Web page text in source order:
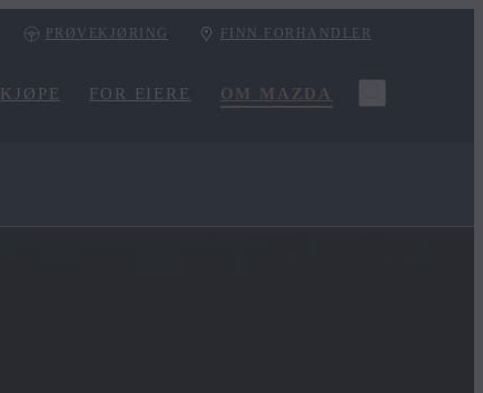
PRØVEKJØRING FINN FORHANDLER
KJØPE FOR EIERE OM MAZDA